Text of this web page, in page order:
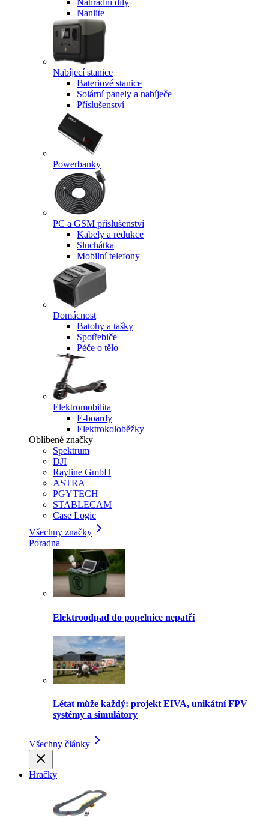
Náhradní díly
Nanlite
Nabíjecí stanice
Bateriové stanice
Solární panely a nabíječe
Příslušenství
Powerbanky
PC a GSM příslušenství
Kabely a redukce
Sluchátka
Mobilní telefony
Domácnost
Batohy a tašky
Spotřebiče
Péče o tělo
Elektromobilita
E-boardy
Elektrokoloběžky
Oblíbené značky
Spektrum
DJI
Rayline GmbH
ASTRA
PGYTECH
STABLECAM
Case Logic
Všechny značky
Poradna
Elektroodpad do popelnice nepatří
Létat může každý: projekt EIVA, unikátní FPV
systémy a simulátory
Všechny články
Hračky